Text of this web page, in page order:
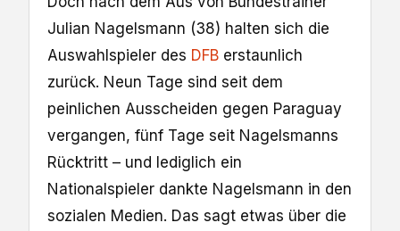
Julian Nagelsmann (38) halten sich die
Auswahlspieler des DFB erstaunlich
zurück. Neun Tage sind seit dem
peinlichen Ausscheiden gegen Paraguay
vergangen, fünf Tage seit Nagelsmanns
Rücktritt – und lediglich ein
Nationalspieler dankte Nagelsmann in den
sozialen Medien. Das sagt etwas über die